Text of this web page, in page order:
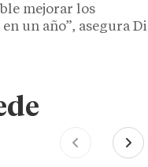
mejorar los
un año”, asegura Di